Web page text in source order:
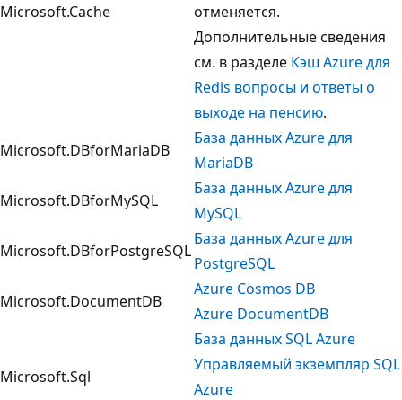
Microsoft.Cache
отменяется.
Дополнительные сведения
см. в разделе Кэш Azure для
Redis вопросы и ответы о
выходе на пенсию.
Microsoft.DBforMariaDB
База данных Azure для
MariaDB
Microsoft.DBforMySQL
База данных Azure для
MySQL
Microsoft.DBforPostgreSQL
База данных Azure для
PostgreSQL
Microsoft.DocumentDB
Azure Cosmos DB
Azure DocumentDB
Microsoft.Sql
База данных SQL Azure
Управляемый экземпляр SQL
Azure